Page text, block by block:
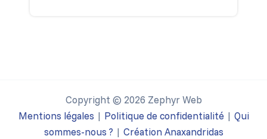
Copyright © 2026 Zephyr Web
Mentions légales | Politique de confidentialité| Qui
sommes-nous ? | Création Anaxandridas